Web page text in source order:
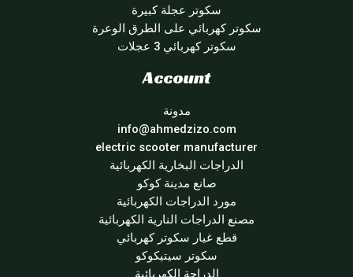
سكوتر عجلة كبيرة
سكوتر كهربائي على الطرق الوعرة
سكوتر كهربائي 3 عجلات
Account
مدونة
info@ahmedzizo.com
electric scooter manufacturer
الدراجات البخارية الكهربائية
صانع مدينة كوكو
مورد الدراجات الكهربائية
مصنع الدراجات النارية الكهربائية
قطع غيار سكوتر كهربائي
سكوتر سيتيكوكو